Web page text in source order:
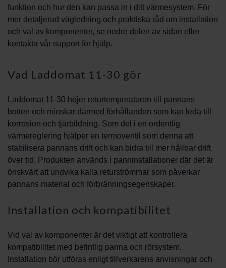
funktion och hur den kan passa in i ditt värmesystem. För
mer detaljerad vägledning och praktiska råd om installation
och val av komponenter, se nedre delen av sidan eller
kontakta vår support för hjälp.
Vad Laddomat 11-30 gör
Laddomat 11-30 höjer returtemperaturen till pannans
botten och minskar därmed förhållanden som kan leda till
korrosion och tjärbildning. Som del i en ordentlig
värmereglering hjälper en termoventil som denna att
stabilisera pannans drift och kan bidra till mer hållbar drift
över tid. Produkten används i panninstallationer där det är
önskvärt att undvika kalla returströmmar som påverkar
pannans material och förbränningsegenskaper.
Installation och kompatibilitet
Vid val av komponenter är det viktigt att kontrollera
kompatibilitet med befintlig panna och rörsystem.
Installation bör utföras enligt tillverkarens anvisningar och